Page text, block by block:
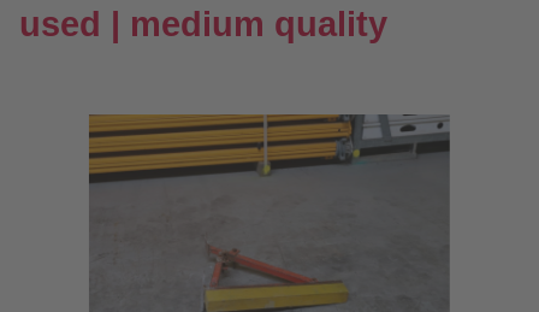
used | medium quality
Bildergalerie überspringen